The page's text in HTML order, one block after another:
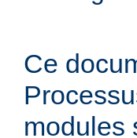
Ce
modules